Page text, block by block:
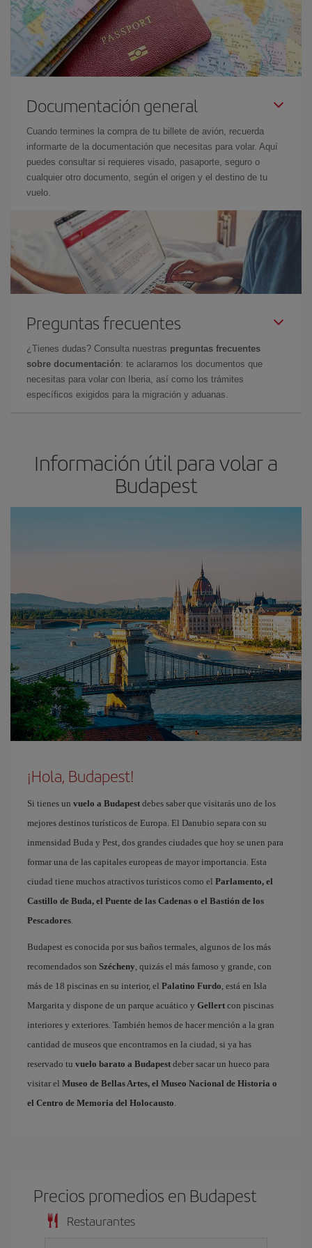
Documentación general
Cuando termines la compra de tu billete de avión, recuerda
informarte de la documentación que necesitas para volar. Aquí
puedes consultar si requieres visado, pasaporte, seguro o
cualquier otro documento, según el origen y el destino de tu
vuelo.
Preguntas frecuentes
¿Tienes dudas? Consulta nuestras preguntas frecuentes
sobre documentación: te aclaramos los documentos que
necesitas para volar con Iberia, así como los trámites
específicos exigidos para la migración y aduanas.
Información útil para volar a
Budapest
¡Hola, Budapest!
Si tienes un vuelo a Budapest debes saber que visitarás uno de los
mejores destinos turísticos de Europa. El Danubio separa con su
inmensidad Buda y Pest, dos grandes ciudades que hoy se unen para
formar una de las capitales europeas de mayor importancia. Esta
ciudad tiene muchos atractivos turísticos como el Parlamento, el
Castillo de Buda, el Puente de las Cadenas o el Bastión de los
Pescadores.
Budapest es conocida por sus baños termales, algunos de los más
recomendados son Szécheny, quizás el más famoso y grande, con
más de 18 piscinas en su interior, el Palatino Furdo, está en Isla
Margarita y dispone de un parque acuático y Gellert con piscinas
interiores y exteriores. También hemos de hacer mención a la gran
cantidad de museos que encontramos en la ciudad, si ya has
reservado tu vuelo barato a Budapest deber sacar un hueco para
visitar el Museo de Bellas Artes, el Museo Nacional de Historia o
el Centro de Memoria del Holocausto.
Precios promedios en Budapest
Restaurantes